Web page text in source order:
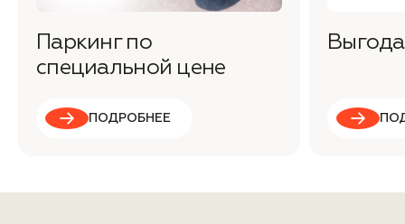
Паркинг по
специальной цене
ПОДРОБНЕЕ